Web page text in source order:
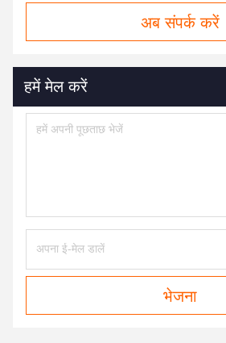
अब संपर्क करें
हमें मेल करें
भेजना